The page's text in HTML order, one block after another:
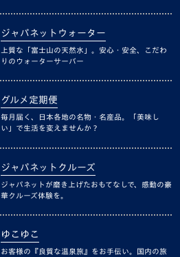
ジャパネットウォーター
上質な「富士山の天然水」。安心・安全、こだわ
りのウォーターサーバー
グルメ定期便
毎月届く、日本各地の名物・名産品。「美味し
い」で生活を変えませんか？
ジャパネットクルーズ
ジャパネットが磨き上げたおもてなしで、感動の豪
華クルーズ体験を。
ゆこゆこ
お客様の『良質な温泉旅』をお手伝い。国内の旅